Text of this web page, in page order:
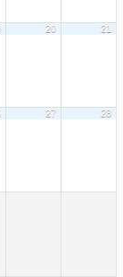
20 21
27 28